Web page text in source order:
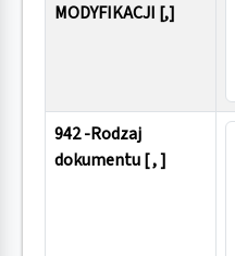
MODYFIKACJI [,]
942 -Rodzaj
dokumentu [ , ]